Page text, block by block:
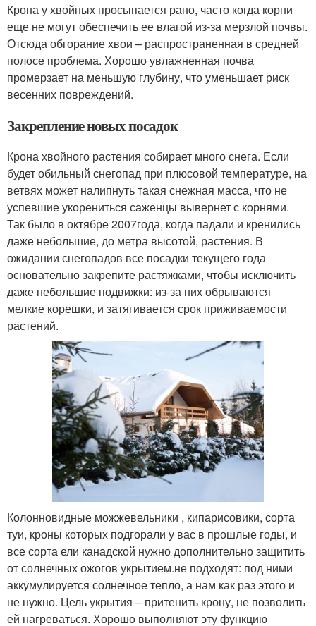
Крона у хвойных просыпается рано, часто когда корни
еще не могут обеспечить ее влагой из-за мерзлой почвы.
Отсюда обгорание хвои – распространенная в средней
полосе проблема. Хорошо увлажненная почва
промерзает на меньшую глубину, что уменьшает риск
весенних повреждений.
Закрепление новых посадок
Крона хвойного растения собирает много снега. Если
будет обильный снегопад при плюсовой температуре, на
ветвях может налипнуть такая снежная масса, что не
успевшие укорениться саженцы вывернет с корнями.
Так было в октябре 2007года, когда падали и кренились
даже небольшие, до метра высотой, растения. В
ожидании снегопадов все посадки текущего года
основательно закрепите растяжками, чтобы исключить
даже небольшие подвижки: из-за них обрываются
мелкие корешки, и затягивается срок приживаемости
растений.
Колонновидные можжевельники , кипарисовики, сорта
туи, кроны которых подгорали у вас в прошлые годы, и
все сорта ели канадской нужно дополнительно защитить
от солнечных ожогов укрытием.не подходят: под ними
аккумулируется солнечное тепло, а нам как раз этого и
не нужно. Цель укрытия – притенить крону, не позволить
ей нагреваться. Хорошо выполняют эту функцию